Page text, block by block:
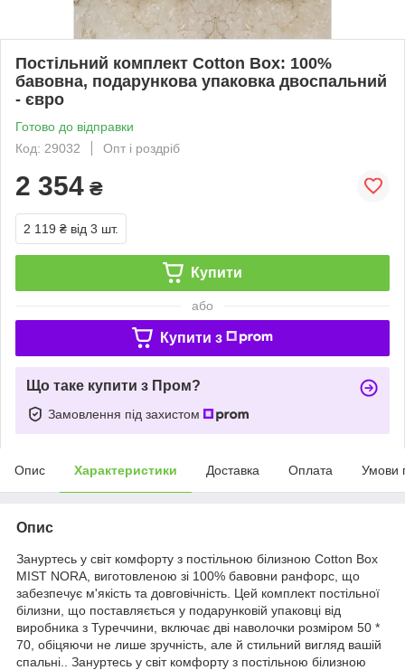
Постільний комплект Cotton Box: 100%
бавовна, подарункова упаковка двоспальний
- євро
Готово до відправки
Код: 29032
Опт і роздріб
2 354 ₴
2 119 ₴ від 3 шт.
Купити
або
Купити з
Що таке купити з Пром?
Замовлення під захистом
Опис Характеристики Доставка Оплата Умови
Опис
Зануртесь у світ комфорту з постільною білизною Cotton Box
MIST NORA, виготовленою зі 100% бавовни ранфорс, що
забезпечує м'якість та довговічність. Цей комплект постільної
білизни, що поставляється у подарунковій упаковці від
виробника з Туреччини, включає дві наволочки розміром 50 *
70, обіцяючи не лише зручність, але й стильний вигляд вашій
спальні.. Зануртесь у світ комфорту з постільною білизною